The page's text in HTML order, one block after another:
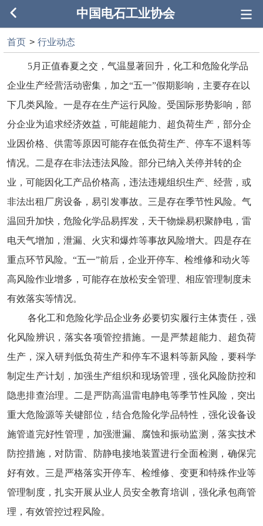
中国电石工业协会
首页 > 行业动态
5月正值春夏之交，气温显著回升，化工和危险化学品
企业生产经营活动密集，加之“五一”假期影响，主要存在以
下几类风险。一是存在生产运行风险。受国际形势影响，部
分企业为追求经济效益，可能超能力、超负荷生产，部分企
业因价格、供需等原因可能存在低负荷生产、停车不退料等
情况。二是存在非法违法风险。部分已纳入关停并转的企
业，可能因化工产品价格高，违法违规组织生产、经营，或
非法出租厂房设备，易引发事故。三是存在季节性风险。气
温回升加快，危险化学品易挥发，天干物燥易积聚静电，雷
电天气增加，泄漏、火灾和爆炸等事故风险增大。四是存在
重点环节风险。“五一”前后，企业开停车、检维修和动火等
高风险作业增多，可能存在放松安全管理、相应管理制度未
有效落实等情况。
各化工和危险化学品企业务必要切实履行主体责任，强
化风险辨识，落实各项管控措施。一是严禁超能力、超负荷
生产，深入研判低负荷生产和停车不退料等新风险，要科学
制定生产计划，加强生产组织和现场管理，强化风险防控和
隐患排查治理。二是严防高温雷电静电等季节性风险，突出
重大危险源等关键部位，结合危险化学品特性，强化设备设
施管道完好性管理，加强泄漏、腐蚀和振动监测，落实技术
防控措施，对防雷、防静电接地装置进行全面检测，确保完
好有效。三是严格落实开停车、检维修、变更和特殊作业等
管理制度，扎实开展从业人员安全教育培训，强化承包商管
理，有效管控过程风险。